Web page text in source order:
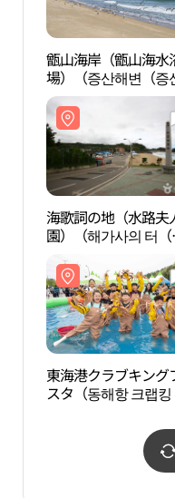
甑山海岸（甑山海水
場）（증산해변（증
해수욕장））
海歌詞の地（水路夫
園）（해가사의 터
東海港クラブキング
スタ（동해항 크랩킹